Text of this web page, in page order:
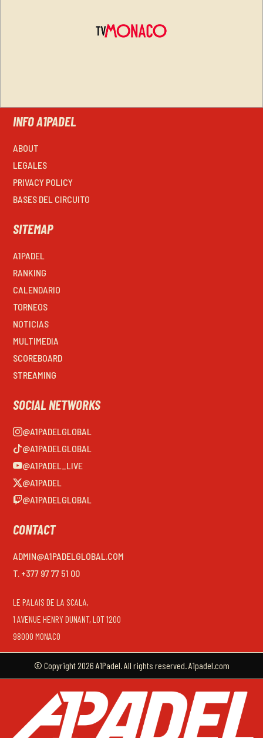
INFO A1PADEL
ABOUT
LEGALES
PRIVACY POLICY
BASES DEL CIRCUITO
SITEMAP
A1PADEL
RANKING
CALENDARIO
TORNEOS
NOTICIAS
MULTIMEDIA
SCOREBOARD
STREAMING
SOCIAL NETWORKS
@A1PADELGLOBAL
@A1PADELGLOBAL
@A1PADEL_LIVE
@A1PADEL
@A1PADELGLOBAL
CONTACT
ADMIN@A1PADELGLOBAL.COM
T. +377 97 77 51 00
LE PALAIS DE LA SCALA,
1 AVENUE HENRY DUNANT, LOT 1200
98000 MONACO
© Copyright 2026 A1Padel. All rights reserved. A1padel.com